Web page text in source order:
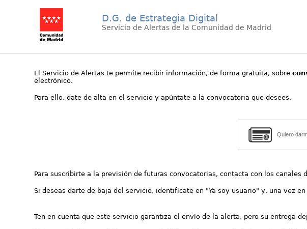
D.G. de Estrategia Digital
Servicio de Alertas de la Comunidad de Madrid
El Servicio de Alertas te permite recibir información, de forma gratuita, sobre
electrónico.
Para ello, date de alta en el servicio y apúntate a la convocatoria que desees.
Quiero
Para suscribirte a la previsión de futuras convocatorias, contacta con los canales
Si deseas darte de baja del servicio, identifícate en "Ya soy usuario" y, una vez
Ten en cuenta que este servicio garantiza el envío de la alerta, pero su entrega